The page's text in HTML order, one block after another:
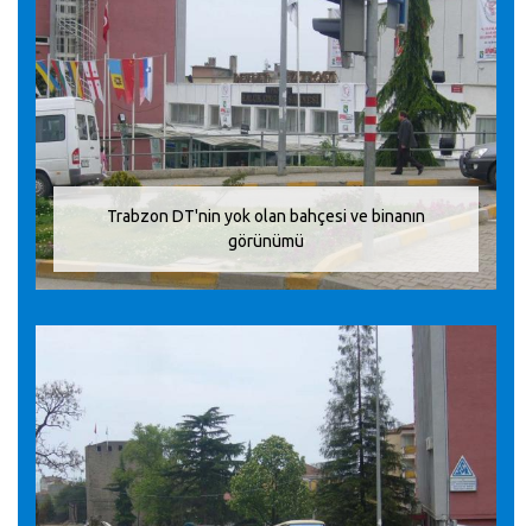
Trabzon DT'nin yok olan bahçesi ve binanın
görünümü